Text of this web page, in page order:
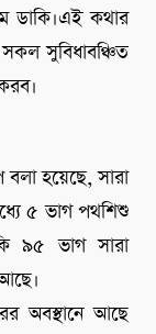
ডাকি।এই কথার
সুবিধাবঞ্চিত
বলা হয়েছে, সারা
৫ ভাগ পথশিশু
৯৫ ভাগ সারা
অবস্থানে আছে